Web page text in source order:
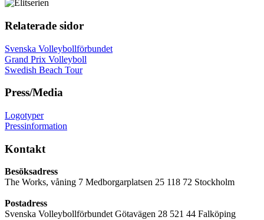
Relaterade sidor
Svenska Volleybollförbundet
Grand Prix Volleyboll
Swedish Beach Tour
Press/Media
Logotyper
Pressinformation
Kontakt
Besöksadress
The Works, våning 7 Medborgarplatsen 25 118 72 Stockholm
Postadress
Svenska Volleybollförbundet Götavägen 28 521 44 Falköping